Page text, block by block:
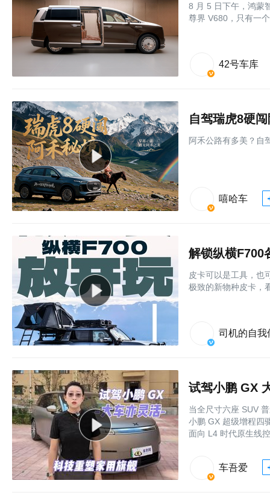
8 月 5 日下午，鸿蒙
尊界 V680，只有一
42号车库
自驾瑞虎8硬
阿禾公路有多美？自
嘻哈车
解锁纵横F700
皮卡可以是工具，也
极致的新物种皮卡，
司机的自我
试驾小鹏 GX
当全尺寸六座 SUV
小鹏 GX 超级增程四
面向 L4 时代原生线
车吾爱